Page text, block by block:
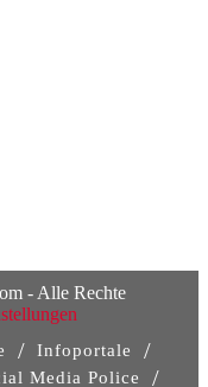
- Alle Rechte
/ Infoportale /
Media Police /